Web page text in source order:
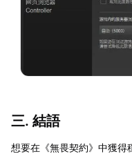
三. 結語
想要在《無畏契約》中獲得